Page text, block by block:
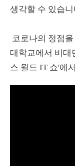
생각할 수 있습니
코로나의 정점
대학교에서 비대
스 월드 IT 쇼'에